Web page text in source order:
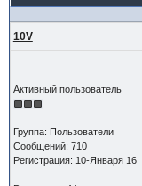
10V
Активный пользователь
Группа: Пользователи
Сообщений: 710
Регистрация: 10-Января 16